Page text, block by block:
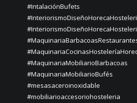
#IntalaciónBufets
#MaquinariaMobiliarioBarbacoas
#MaquinariaMobiliarioBufés
#mesasaceroinoxidable
#mobiliarioaccesoriohosteleria